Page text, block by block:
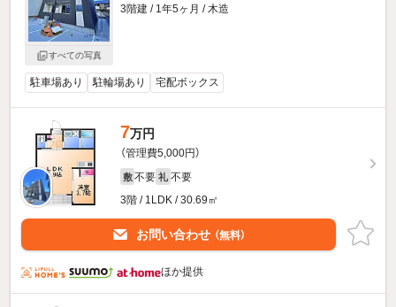
すべての写真
3階建 / 1年5ヶ月 / 木造
駐車場あり 駐輪場あり 宅配ボックス
7万円
（管理費5,000円）
敷 不要 礼 不要
3階 / 1LDK / 30.69㎡
お問い合わせ （無料）
ほか提供